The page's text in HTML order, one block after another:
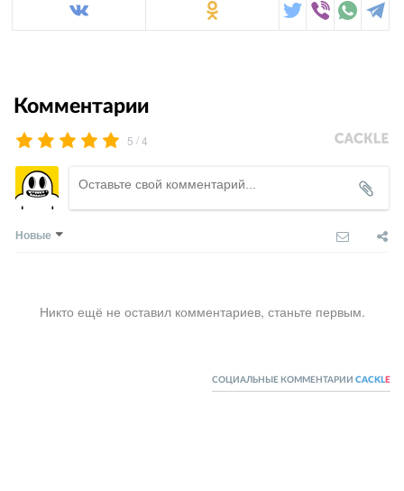
Комментарии
5 /4
Новые
Никто ещё не оставил комментариев, станьте первым.
СОЦИАЛЬНЫЕ КОММЕНТАРИИ CACKL E